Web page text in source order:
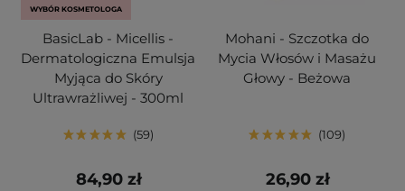
WYBÓR KOSMETOLOGA
BasicLab - Micellis -
Dermatologiczna Emulsja
Myjąca do Skóry
Ultrawrażliwej - 300ml
59
84,90 zł
Mohani - Szczotka do
Mycia Włosów i Masażu
Głowy - Beżowa
109
26,90 zł